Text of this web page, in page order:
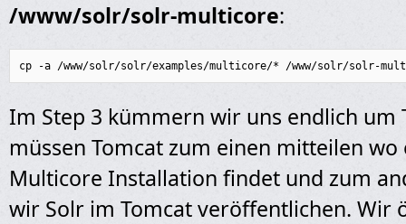
/www/solr/solr-multicore:
cp -a /www/solr/solr/examples/multicore/* /www/solr/solr-
Im Step 3 kümmern wir uns endlich um
müssen Tomcat zum einen mitteilen wo
Multicore Installation findet und zum
wir Solr im Tomcat veröffentlichen. Wir